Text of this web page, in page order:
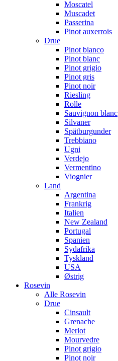
Moscatel
Muscadet
Passerina
Pinot auxerrois
Drue
Pinot bianco
Pinot blanc
Pinot grigio
Pinot gris
Pinot noir
Riesling
Rolle
Sauvignon blanc
Silvaner
Spätburgunder
Trebbiano
Ugni
Verdejo
Vermentino
Viognier
Land
Argentina
Frankrig
Italien
New Zealand
Portugal
Spanien
Sydafrika
Tyskland
USA
Østrig
Rosevin
Alle Rosevin
Drue
Cinsault
Grenache
Merlot
Mourvedre
Pinot grigio
Pinot noir